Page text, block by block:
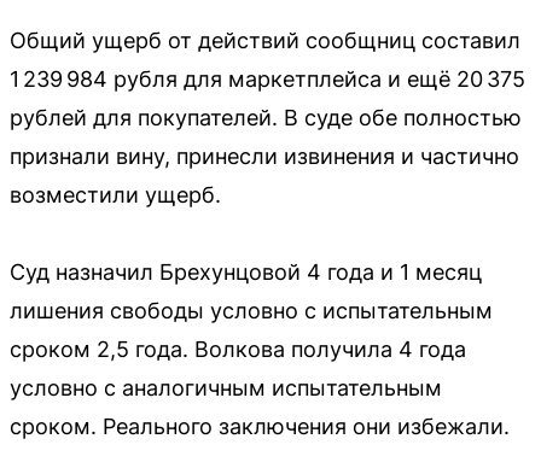
Общий ущерб от действий сообщниц составил
1 239 984 рубля для маркетплейса и ещё 20 375
рублей для покупателей. В суде обе полностью
признали вину, принесли извинения и частично
возместили ущерб.
Суд назначил Брехунцовой 4 года и 1 месяц
лишения свободы условно с испытательным
сроком 2,5 года. Волкова получила 4 года
условно с аналогичным испытательным
сроком. Реального заключения они избежали.